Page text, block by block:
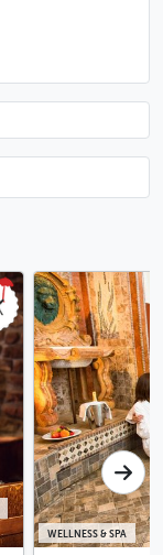
WELLNESS & SPA